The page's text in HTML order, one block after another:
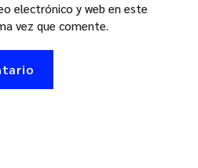
electrónico y web en este
vez que comente.